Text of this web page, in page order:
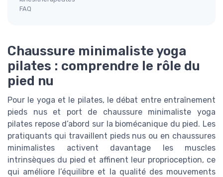
FAQ
Chaussure minimaliste yoga
pilates : comprendre le rôle du
pied nu
Pour le yoga et le pilates, le débat entre entraînement
pieds nus et port de chaussure minimaliste yoga
pilates repose d’abord sur la biomécanique du pied. Les
pratiquants qui travaillent pieds nus ou en chaussures
minimalistes activent davantage les muscles
intrinsèques du pied et affinent leur proprioception, ce
qui améliore l’équilibre et la qualité des mouvements